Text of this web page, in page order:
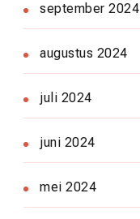
september 2024
augustus 2024
juli 2024
juni 2024
mei 2024